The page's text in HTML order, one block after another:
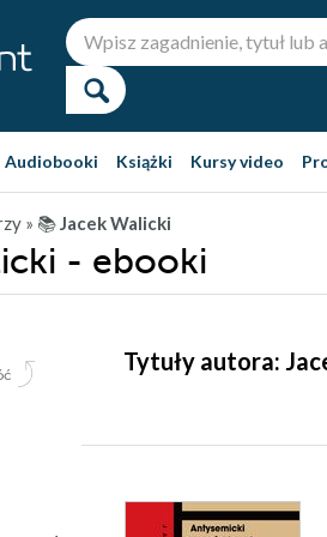
Audiobooki Książki Kursy video
» 📚Jacek Walicki
- ebooki
Tytuły autora: